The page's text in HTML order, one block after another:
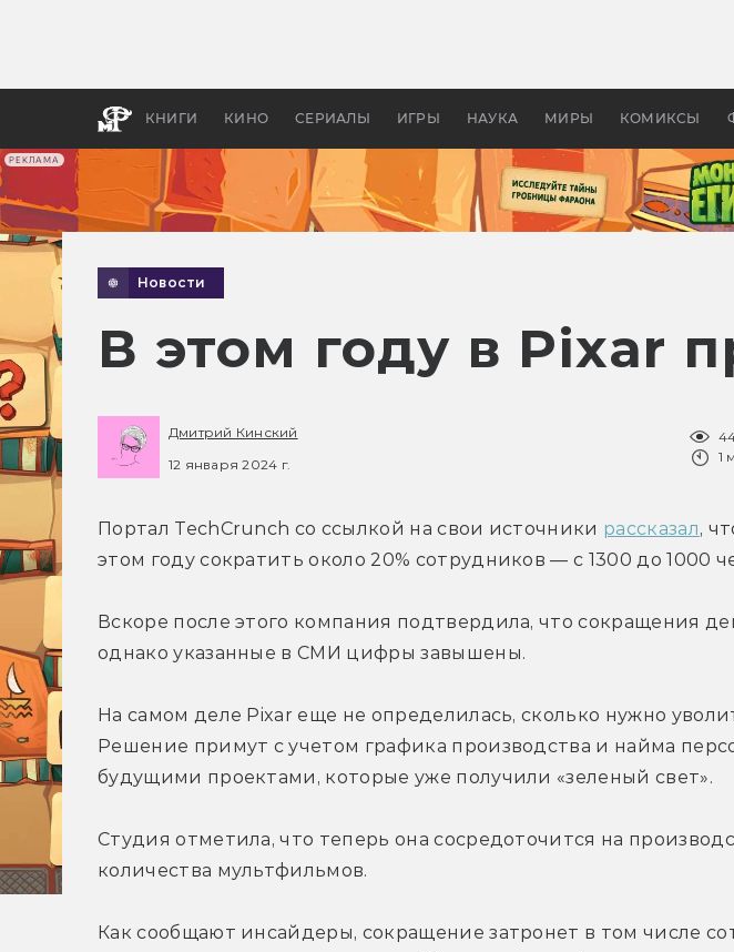
РЕКЛАМА
КНИГИ КИНО СЕРИАЛЫ ИГРЫ НАУКА МИРЫ КОМИКСЫ
апокалипсис, в России —
Новости
В этом году в Pixar
Дмитрий Кинский
12 января 2024 г.
1
Портал TechCrunch со ссылкой на свои источники рассказал,
этом году сократить около 20% сотрудников — с 1300 до 1000
Вскоре после этого компания подтвердила, что сокращения
однако указанные в СМИ цифры завышены.
На самом деле Pixar еще не определилась, сколько нужно
Решение примут с учетом графика производства и найма
будущими проектами, которые уже получили «зеленый свет».
Студия отметила, что теперь она сосредоточится на
количества мультфильмов.
Как сообщают инсайдеры, сокращение затронет в том числе